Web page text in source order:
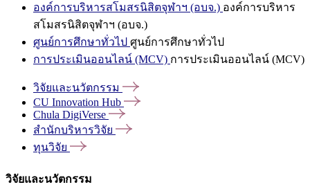
องค์การบริหารสโมสรนิสิตจุฬาฯ (อบจ.) องค์การบริหาร
สโมสรนิสิตจุฬาฯ (อบจ.)
ศูนย์การศึกษาทั่วไป ศูนย์การศึกษาทั่วไป
การประเมินออนไลน์ (MCV) การประเมินออนไลน์ (MCV)
วิจัยและนวัตกรรม
CU Innovation Hub
Chula DigiVerse
สำนักบริหารวิจัย
ทุนวิจัย
วิจัยและนวัตกรรม